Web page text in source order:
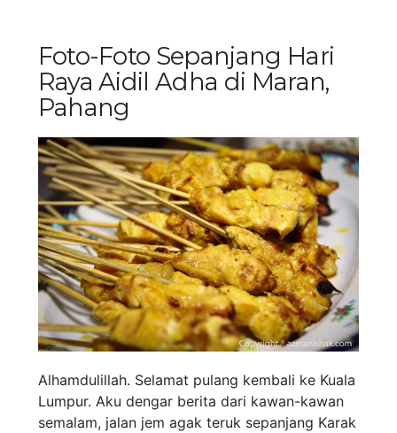
Foto-Foto Sepanjang Hari
Raya Aidil Adha di Maran,
Pahang
Alhamdulillah. Selamat pulang kembali ke Kuala
Lumpur. Aku dengar berita dari kawan-kawan
semalam, jalan jem agak teruk sepanjang Karak